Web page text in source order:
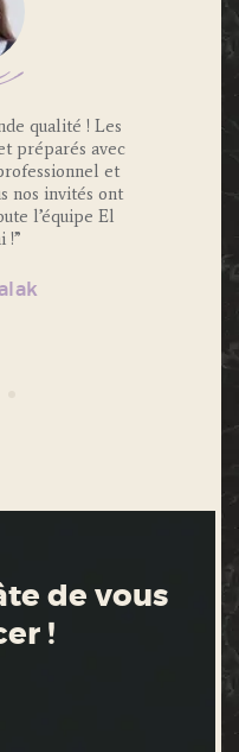
qualité ! Les
préparés avec
et
nos invités ont
l’équipe El
!”
“Nous
de vous
!